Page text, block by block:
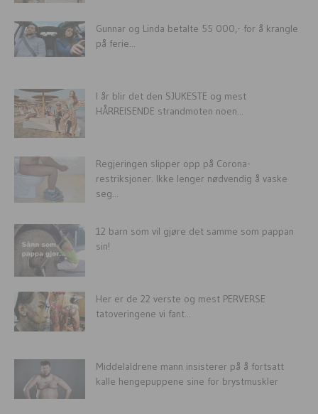
Gunnar og Linda betalte 55 000,- for å krangle
på ferie...
I år blir det den SJUKESTE og mest
HÅRREISENDE strandmoten noen...
Regjeringen slipper opp på Corona-
restriksjoner. Ikke lenger nødvendig å vaske
seg...
12 barn som vil gjøre det samme som pappan
sin!
Her er de 22 verste og mest PERVERSE
tatoveringene vi fant...
Middelaldrene mann insisterer på å fortsatt
kalle hengepuppene sine for brystmuskler